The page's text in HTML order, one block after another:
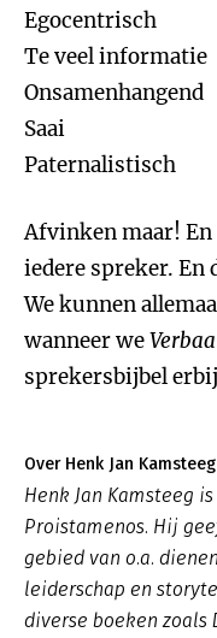
Egocentrisch
Te veel informatie
Onsamenhangend
Saai
Paternalistisch
Afvinken maar! En
iedere spreker. En
We kunnen
wanneer we
sprekersbijbel
Over Henk Jan Kamsteeg
Henk Jan Kamsteeg
Proistamenos. Hij
gebied van o.a.
leiderschap en
diverse boeken zoals